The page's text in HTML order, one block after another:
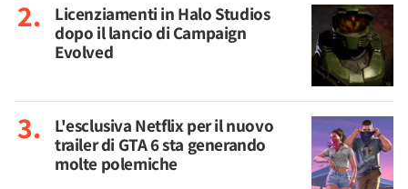
Licenziamenti in Halo Studios
dopo il lancio di Campaign
Evolved
L'esclusiva Netflix per il nuovo
trailer di GTA 6 sta generando
molte polemiche